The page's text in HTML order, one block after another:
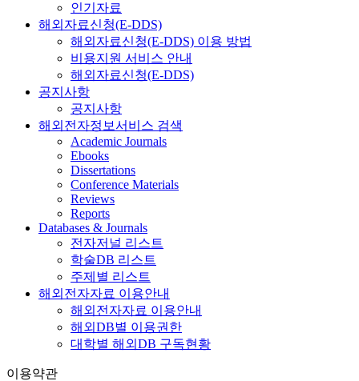
인기자료
해외자료신청(E-DDS)
해외자료신청(E-DDS) 이용 방법
비용지원 서비스 안내
해외자료신청(E-DDS)
공지사항
공지사항
해외전자정보서비스 검색
Academic Journals
Ebooks
Dissertations
Conference Materials
Reviews
Reports
Databases & Journals
전자저널 리스트
학술DB 리스트
주제별 리스트
해외전자자료 이용안내
해외전자자료 이용안내
해외DB별 이용권한
대학별 해외DB 구독현황
이용약관